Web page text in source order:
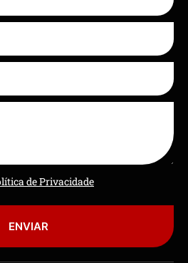
de Privacidade
ENVIAR